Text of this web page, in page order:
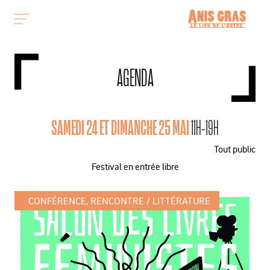
AGENDA
SAMEDI 24 ET DIMANCHE 25 MAI 11H-19H
Tout public
Festival en entrée libre
CONFÉRENCE, RENCONTRE LITTÉRATURE